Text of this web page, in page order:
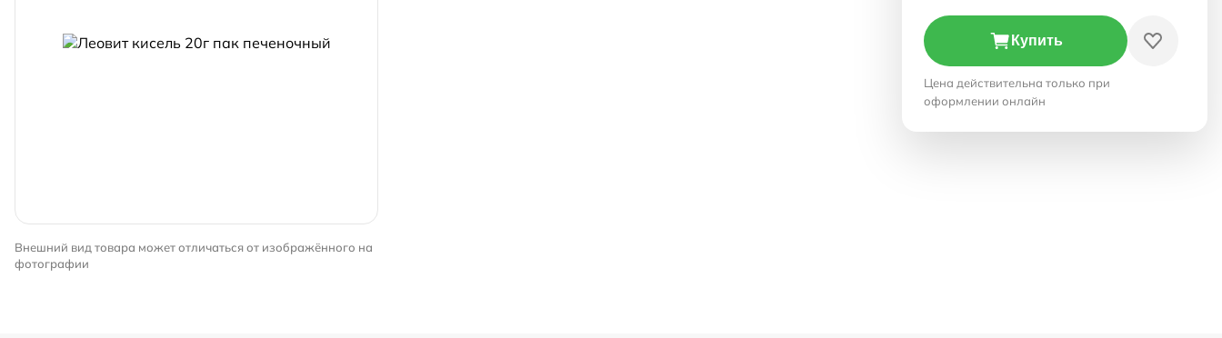
Внешний вид товара может отличаться от изображённого на
фотографии
Купить
Цена действительна только при
оформлении онлайн